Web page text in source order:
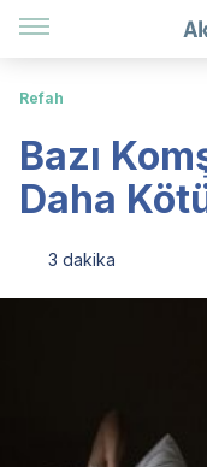
Refah
Bazı
Daha
3 dakika